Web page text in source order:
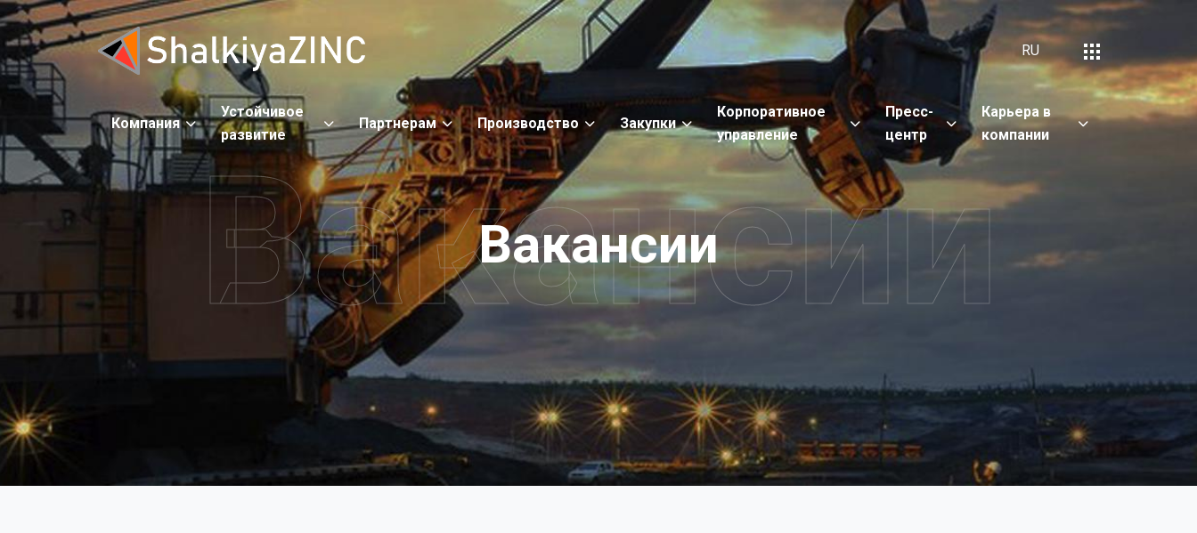
RU
Компания
Устойчивое
развитие
Партнерам Производство Закупки
Корпоративное
управление
Пресс-
центр
Карьера в
компании
Вакансии
Вакансии